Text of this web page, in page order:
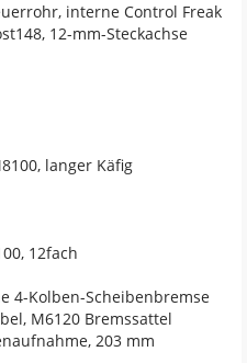
interne Control Freak
12-mm-Steckachse
langer Käfig
12fach
4-Kolben-Scheibenbremse
M6120 Bremssattel
203 mm